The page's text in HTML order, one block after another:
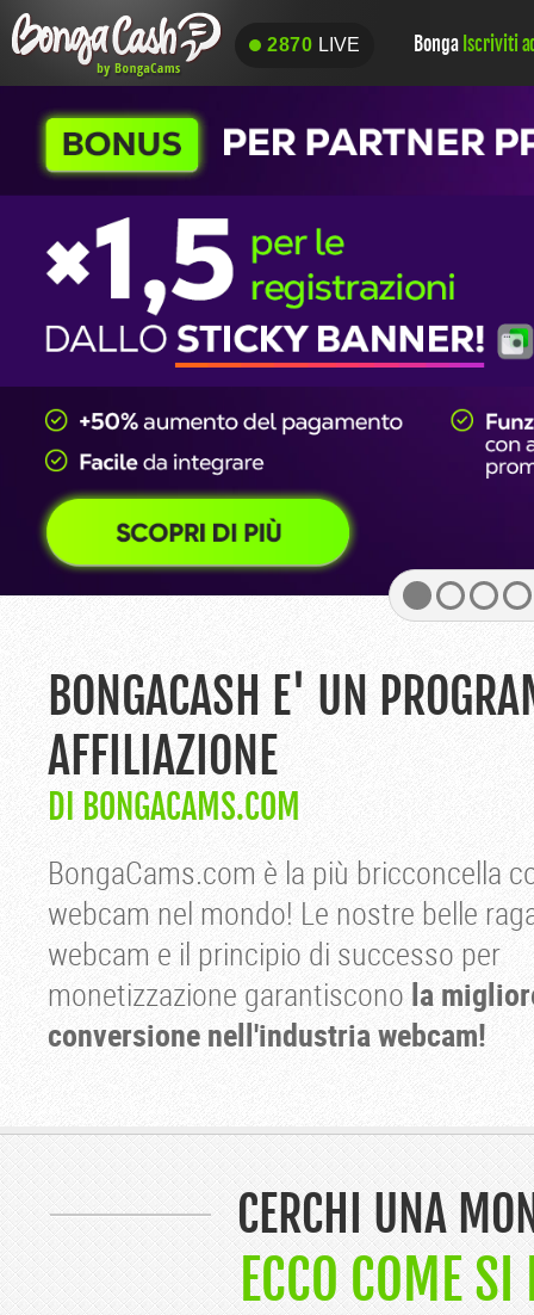
2870 LIVE
2870 LIVE Bonga Iscriviti
BONGACASH E' UN
AFFILIAZIONE
DI BONGACAMS.COM
BongaCams.com è la più bricconcella
webcam nel mondo! Le nostre belle
webcam e il principio di successo per
monetizzazione garantiscono la
conversione nell'industria webcam!
CERCHI UNA
ECCO COME